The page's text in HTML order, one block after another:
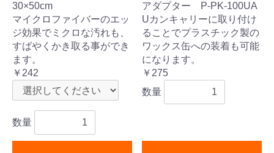
30×50cm
マイクロファイバーのエッ
ジ効果でミクロな汚れも、
すばやくかき取る事ができ
ます。
￥242
数量
アダプター P-PK-100UA
Uカンキャリーに取り付け
ることでプラスチック製の
ワックス缶への装着も可能
になります。
￥275
数量